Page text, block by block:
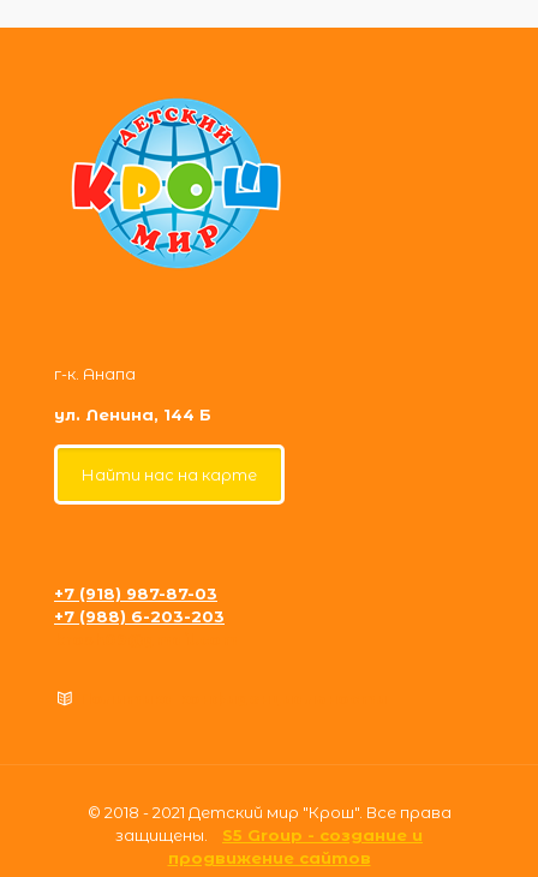
г-к. Анапа
ул. Ленина, 144 Б
Найти нас на карте
+7 (918) 987-87-03
+7 (988) 6-203-203
© 2018 - 2021 Детский мир "Крош". Все права
защищены. S5 Group - создание и
продвижение сайтов